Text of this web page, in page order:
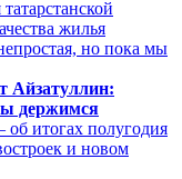
жилья
Айзатуллин:
держимся
итогах полугодия
и новом